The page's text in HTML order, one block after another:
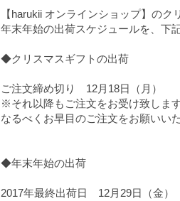
【harukii オンラインショップ】のク
年末年始の出荷スケジュールを、下
◆クリスマスギフトの出荷
ご注文締め切り 12月18日（月）
※それ以降もご注文をお受け致しま
なるべくお早目のご注文をお願いい
◆年末年始の出荷
2017年最終出荷日 12月29日（金）